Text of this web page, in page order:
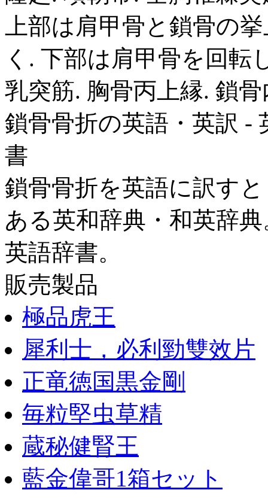
上部は肩甲骨と鎖骨の
く. 下部は肩甲骨を回転
乳突筋. 胸骨丙上縁. 鎖骨
鎖骨骨折の英語・英訳 -
書
鎖骨骨折を英語に訳すと
ある英和辞典・和英辞
英語辞書。
販売製品
極品虎王
犀利士，必利勁雙效片
正竜徳国黒金剛
毎粒堅虫草精
蔵秘健腎王
藍金偉哥1箱セット